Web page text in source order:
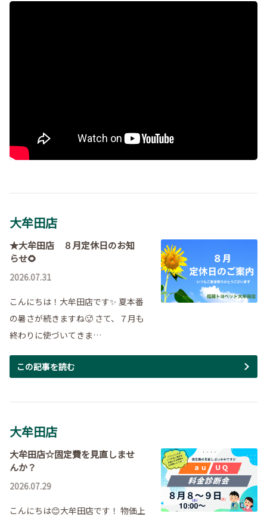
">?rel=0&" frameborder="0" allow="autoplay; encrypt
ed-media" allowfullscreen>
大牟田店
★大牟田店 ８月定休日のお知
らせ🌻
2026.07.31
こんにちは！大牟田店です✨ 夏本番
の暑さが続きますね🥵 さて、７月も
終わりに使づいてきま…
この記事を読む
大牟田店
大牟田店☆固定費を見直しませ
んか？
2026.07.29
こんにちは😊大牟田店です！ 物価上